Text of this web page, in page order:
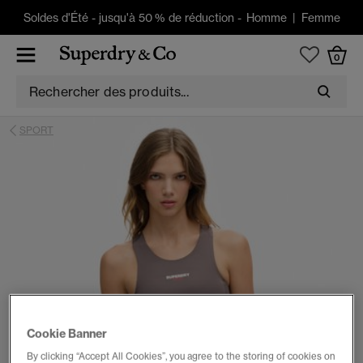
Soldes d'Été -jusqu'à 50 % de réduction - Homme| Femme
0
SPORT
Cookie Banner
By clicking “Accept All Cookies”, you agree to the storing of cookies on